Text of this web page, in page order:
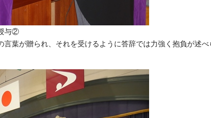
与②
葉が贈られ、それを受けるように答辞では力強く抱負が述べ